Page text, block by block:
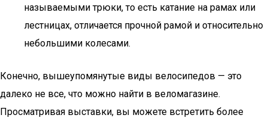
называемыми трюки, то есть катание на рамах или
лестницах, отличается прочной рамой и относительно
небольшими колесами.
Конечно, вышеупомянутые виды велосипедов — это
далеко не все, что можно найти в веломагазине.
Просматривая выставки, вы можете встретить более